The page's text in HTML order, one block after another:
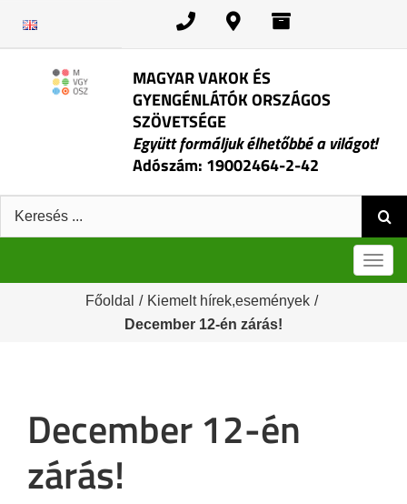
MAGYAR VAKOK ÉS
GYENGÉNLÁTÓK ORSZÁGOS
SZÖVETSÉGE
Együtt formáljuk élhetőbbé a világot!
Adószám: 19002464-2-42
Keresés:
Főoldal / Kiemelt hírek,események /
December 12-én zárás!
December 12-én
zárás!